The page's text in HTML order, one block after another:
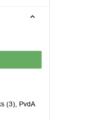
(3), PvdA